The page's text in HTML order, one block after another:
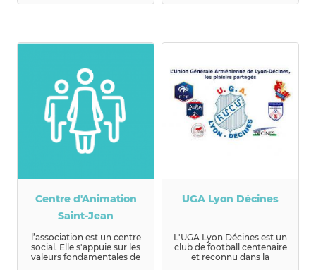
Centre d'Animation
Saint-Jean
l’association est un centre
social. Elle s'appuie sur les
valeurs fondamentales de
UGA Lyon Décines
L'UGA Lyon Décines est un
club de football centenaire
et reconnu dans la